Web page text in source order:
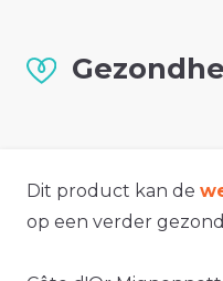
Dit product kan de
op een verder